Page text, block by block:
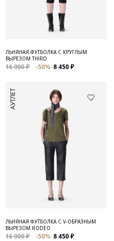
ЛЬНЯНАЯ ФУТБОЛКА С КРУГЛЫМ
ВЫРЕЗОМ THIRD
16 900 ₽ -50% 8 450 ₽
АУТЛЕТ
ЛЬНЯНАЯ ФУТБОЛКА С V-ОБРАЗНЫМ
ВЫРЕЗОМ RODEO
16 900 ₽ -50% 8 450 ₽